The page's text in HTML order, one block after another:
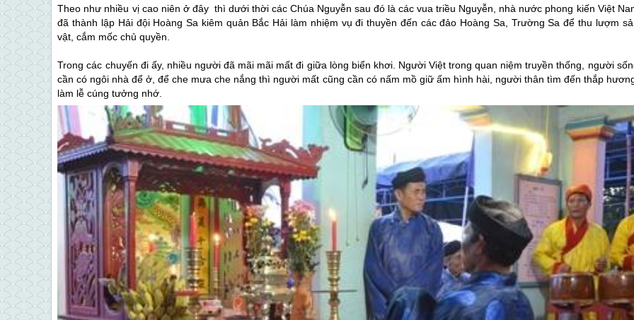
Theo như nhiều vị cao niên ở đây thì dưới thời các Chúa Nguyễn sau đó là các vua triều Nguyễn, nhà nước phong kiến Việt
đã thành lập Hải đội Hoàng Sa kiêm quản Bắc Hải làm nhiệm vụ đi thuyền đến các đảo Hoàng Sa, Trường Sa để thu lượm
vật, cắm mốc chủ quyền.
Trong các chuyến đi ấy, nhiều người đã mãi mãi mất đi giữa lòng biển khơi. Người Việt trong quan niệm truyền thống, người
cần có ngôi nhà để ở, để che mưa che nắng thì người mất cũng cần có nấm mồ giữ ấm hình hài, người thân tìm đến thắp
làm lễ cúng tưởng nhớ.